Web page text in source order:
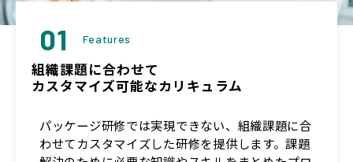
01 Features
組織課題に合わせて
カスタマイズ可能なカリキュラム
パッケージ研修では実現できない、組織課題に合
わせてカスタマイズした研修を提供します。課題